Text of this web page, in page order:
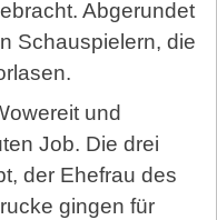
Abgerundet
Schauspielern, die
und
Job. Die drei
der Ehefrau des
gingen für